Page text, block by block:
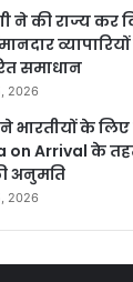
ने की राज्य कर
समाधान
2026
भारतीयों के
on Arrival के
अनुमति
2026